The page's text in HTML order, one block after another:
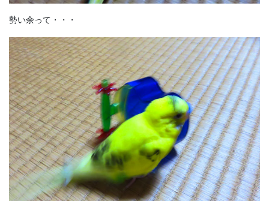
勢い余って・・・